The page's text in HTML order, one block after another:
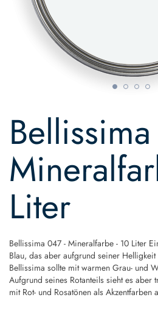
Liter
Bellissima 047 - Mineralfarbe - 10 Liter
Blau, das aber aufgrund seiner
Bellissima sollte mit warmen Grau- und
Aufgrund seines Rotanteils sieht es aber
mit Rot- und Rosatönen als Akzentfarben
the
beginning
the
images